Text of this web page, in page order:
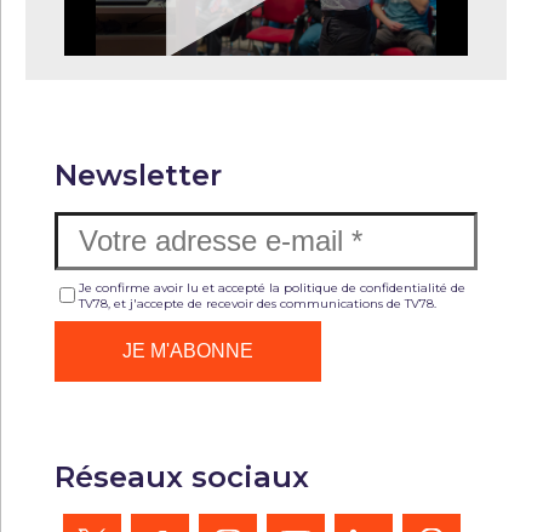
Newsletter
Je confirme avoir lu et accepté la politique de confidentialité de
TV78, et j'accepte de recevoir des communications de TV78.
Réseaux sociaux